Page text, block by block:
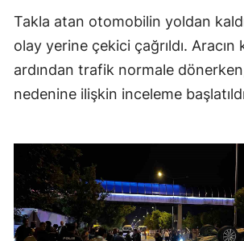
Takla atan otomobilin yoldan
olay yerine çekici çağrıldı. Aracın
ardından trafik normale
nedenine ilişkin inceleme